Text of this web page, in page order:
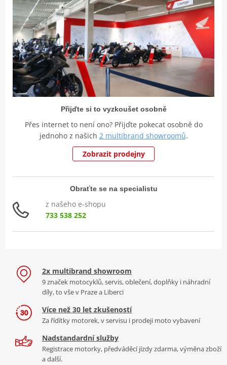
Přijďte si to vyzkoušet osobně
Přes internet to není ono? Přijďte pokecat osobně do
jednoho z našich 2 multibrand showroomů.
Zobrazit prodejny
Obraťte se na specialistu
z našeho e-shopu
733 538 252
2x multibrand showroom
9 značek motocyklů, servis, oblečení, doplňky i náhradní
díly, to vše v Praze a Liberci
Více než 30 let zkušeností
Za řídítky motorek, v servisu i prodeji moto vybavení
Nadstandardní služby
Registrace motorky, předváděcí jízdy zdarma, výměna zboží
a další.